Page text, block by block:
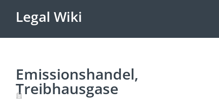
Legal Wiki
Emissionshandel,
Treibhausgase